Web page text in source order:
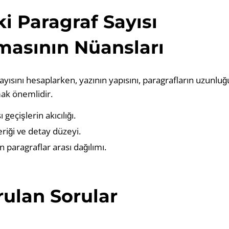
Paragraf Sayısı
Nüansları
hesaplarken, yazının yapısını, paragrafların
önemlidir.
akıcılığı.
ve detay düzeyi.
arası dağılımı.
Sorular